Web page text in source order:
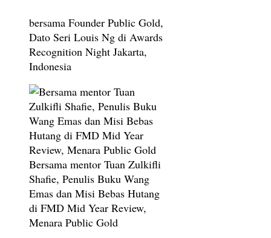
bersama Founder Public Gold,
Dato Seri Louis Ng di Awards
Recognition Night Jakarta,
Indonesia
Bersama mentor Tuan Zulkifli
Shafie, Penulis Buku Wang
Emas dan Misi Bebas Hutang
di FMD Mid Year Review,
Menara Public Gold